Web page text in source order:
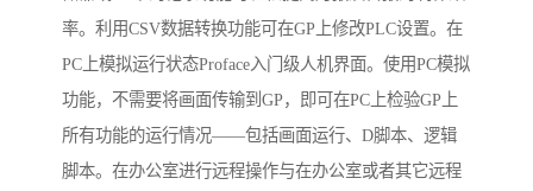
率。利用CSV数据转换功能可在GP上修改PLC设置。在
PC上模拟运行状态Proface入门级人机界面。使用PC模拟
功能，不需要将画面传输到GP，即可在PC上检验GP上
所有功能的运行情况——包括画面运行、D脚本、逻辑
脚本。在办公室进行远程操作与在办公室或者其它远程